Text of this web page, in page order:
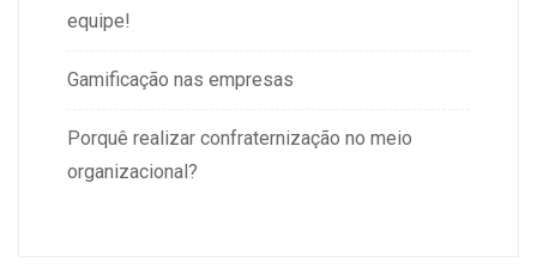
equipe!
Gamificação nas empresas
Porquê realizar confraternização no meio
organizacional?